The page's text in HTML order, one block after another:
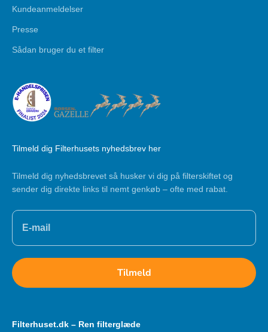
Kundeanmeldelser
Presse
Sådan bruger du et filter
Tilmeld dig Filterhusets nyhedsbrev her
Tilmeld dig nyhedsbrevet så husker vi dig på filterskiftet og
sender dig direkte links til nemt genkøb – ofte med rabat.
Tilmeld
Filterhuset.dk – Ren filterglæde